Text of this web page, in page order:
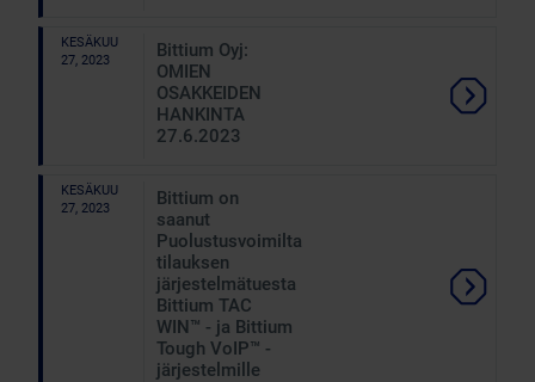
KESÄKUU
27, 2023
Bittium Oyj:
OMIEN
OSAKKEIDEN
HANKINTA
27.6.2023
KESÄKUU
27, 2023
Bittium on
saanut
Puolustusvoimilta
tilauksen
järjestelmätuesta
Bittium TAC
WIN™ - ja Bittium
Tough VoIP™ -
järjestelmille